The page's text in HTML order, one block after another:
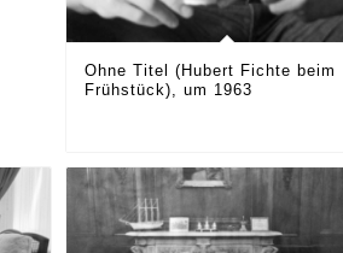
Ohne Titel (Hubert Fichte beim
Frühstück), um 1963